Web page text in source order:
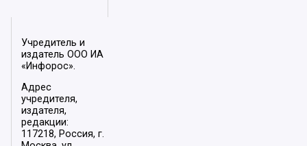
Учредитель и
издатель ООО ИА
«Инфорос».
Адрес
учредителя,
издателя,
редакции:
117218, Россия, г.